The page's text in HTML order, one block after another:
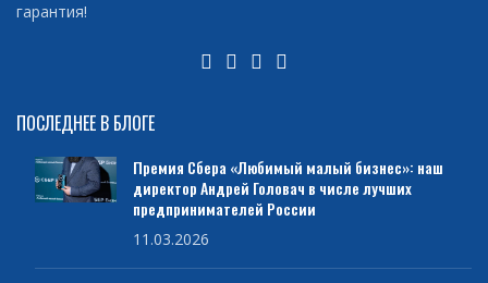
гарантия!
ПОСЛЕДНЕЕ В БЛОГЕ
Премия Сбера «Любимый малый бизнес»: наш
директор Андрей Головач в числе лучших
предпринимателей России
11.03.2026